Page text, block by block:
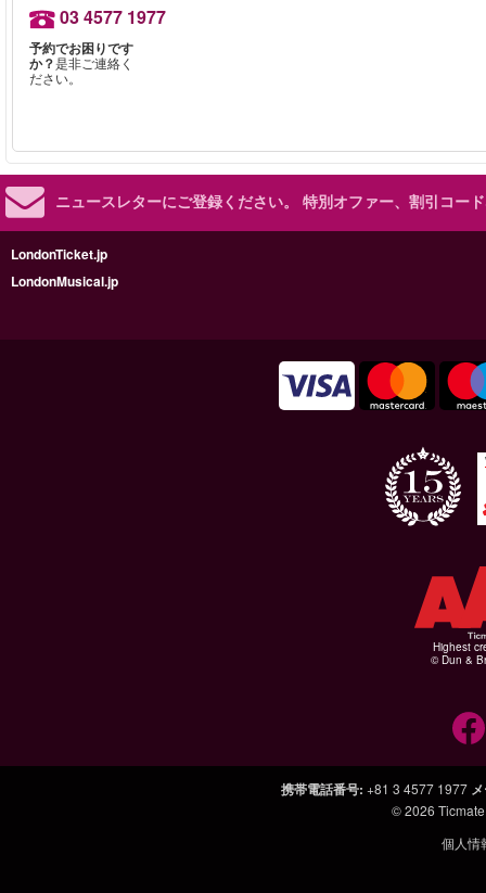
03 4577 1977
予約でお困りです
か？是非ご連絡く
ださい。
ニュースレターにご登録ください。 特別オファー、割引コー
LondonTicket.jp
LondonMusical.jp
Highest
© Dun &
携帯電話番号: +81 3 4577 1977
© 2026
個人情